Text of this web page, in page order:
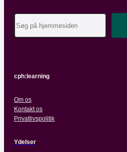
cph:learning
Om os
Kontakt os
Privatlivspolitik
Ydelser